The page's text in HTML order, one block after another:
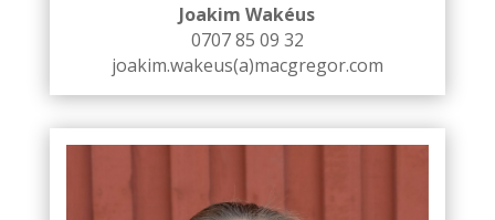
Joakim Wakéus
0707 85 09 32
joakim.wakeus(a)macgregor.com